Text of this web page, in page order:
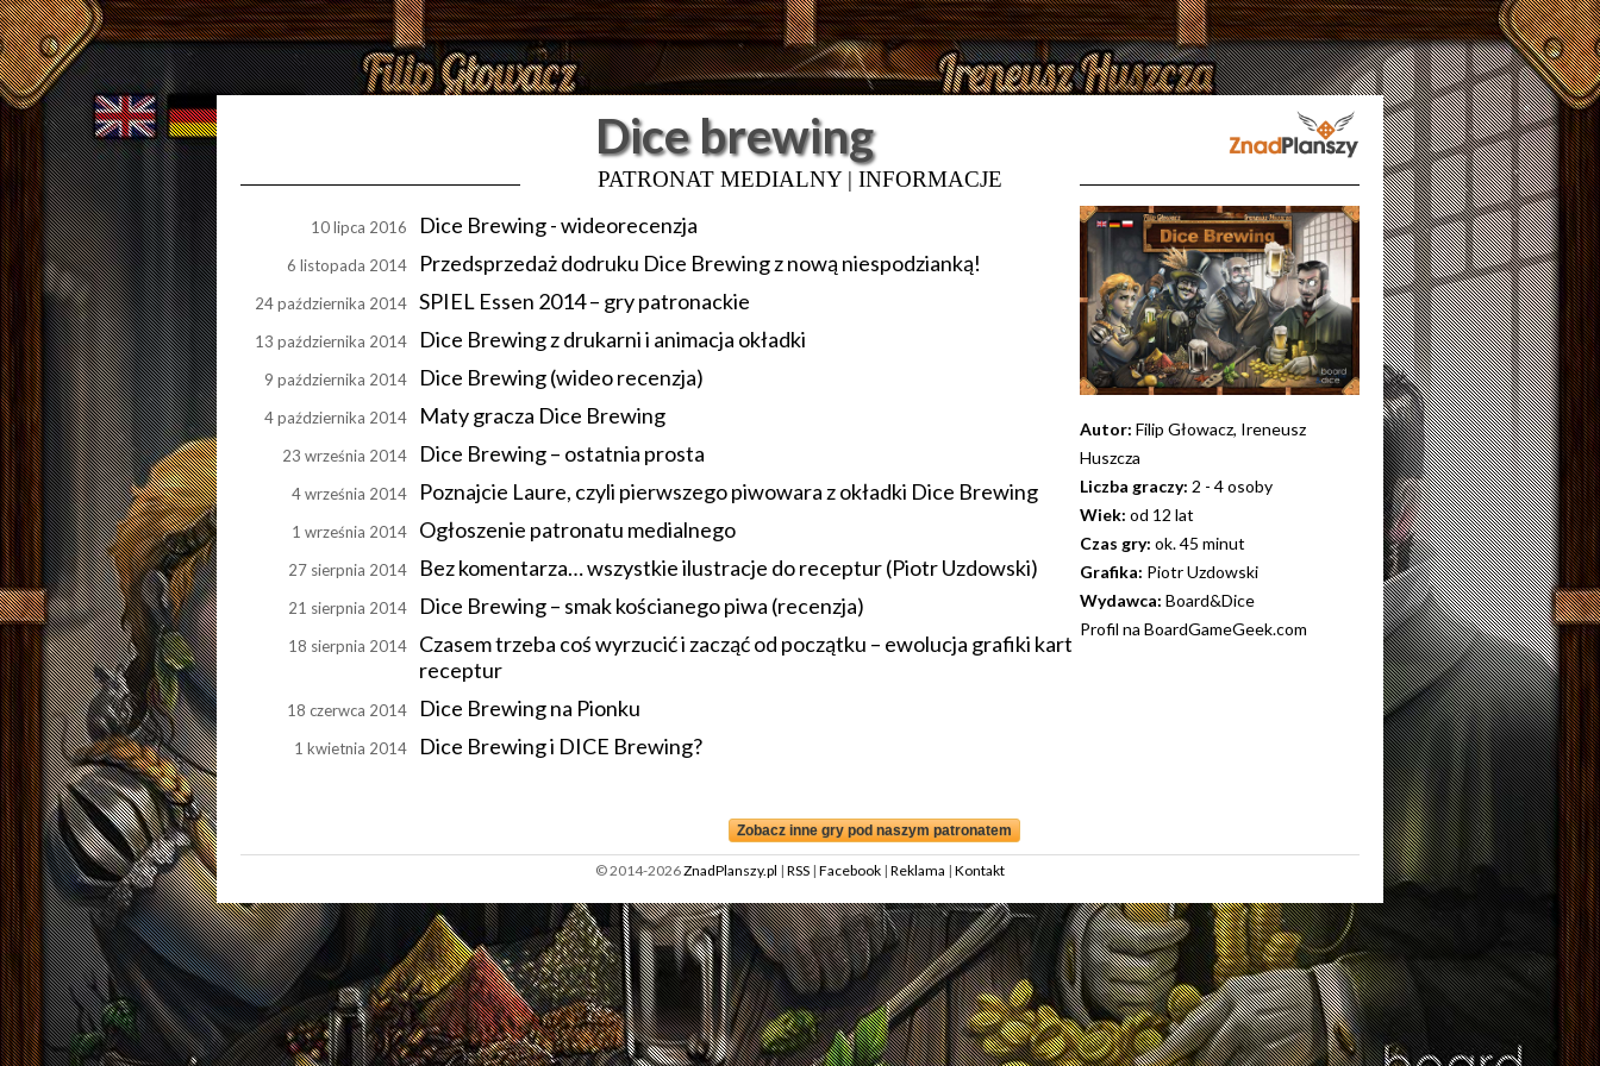
Dice brewing
PATRONAT MEDIALNY | INFORMACJE
10 lipca 2016 Dice Brewing - wideorecenzja
6 listopada 2014 Przedsprzedaż dodruku Dice Brewing z nową niespodzianką!
24 października 2014 SPIEL Essen 2014 – gry patronackie
13 października 2014 Dice Brewing z drukarni i animacja okładki
9 października 2014 Dice Brewing (wideo recenzja)
4 października 2014 Maty gracza Dice Brewing
23 września 2014 Dice Brewing – ostatnia prosta
4 września 2014 Poznajcie Laure, czyli pierwszego piwowara z okładki Dice Brewing
1 września 2014 Ogłoszenie patronatu medialnego
27 sierpnia 2014 Bez komentarza… wszystkie ilustracje do receptur (Piotr Uzdowski)
21 sierpnia 2014 Dice Brewing – smak kościanego piwa (recenzja)
18 sierpnia 2014
Czasem trzeba coś wyrzucić i zacząć od początku – ewolucja grafiki kart
receptur
18 czerwca 2014 Dice Brewing na Pionku
1 kwietnia 2014 Dice Brewing i DICE Brewing?
Zobacz inne gry pod naszym patronatem
Autor:Filip Głowacz, Ireneusz
Huszcza
Liczba graczy: 2 - 4 osoby
Wiek:od 12 lat
Czas gry:ok. 45 minut
Grafika: Piotr Uzdowski
Wydawca:Board&Dice
Profil na BoardGameGeek.com
© 2014-2026ZnadPlanszy.pl | RSS| Facebook| Reklama | Kontakt